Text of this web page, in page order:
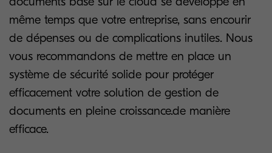
même temps que votre entreprise, sans encourir
de dépenses ou de complications inutiles. Nous
vous recommandons de mettre en place un
système de sécurité solide pour protéger
efficacement votre solution de gestion de
documents en pleine croissance.de manière
efficace.